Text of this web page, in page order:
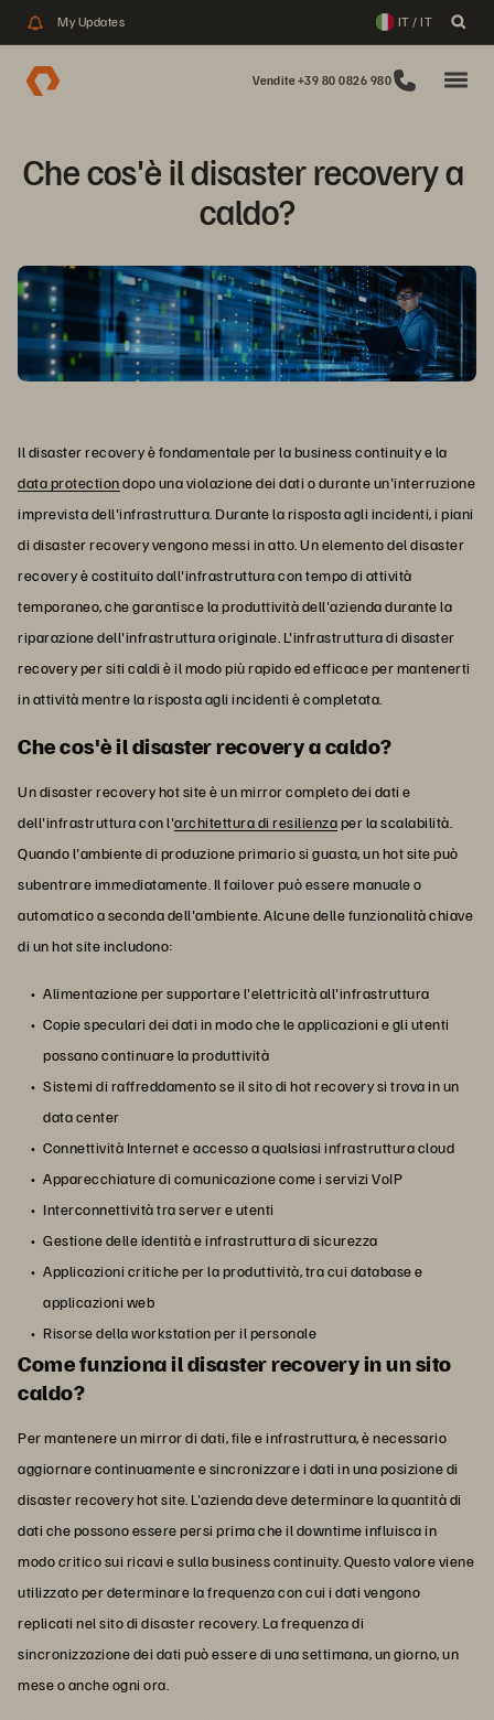
My Updates IT / IT
Vendite +39 80 0826 980
Che cos'è il disaster recovery a
caldo?
Il disaster recovery è fondamentale per la business continuity e la
data protectiondopo una violazione dei dati o durante un'interruzione
imprevista dell'infrastruttura. Durante la risposta agli incidenti, i piani
di disaster recovery vengono messi in atto. Un elemento del disaster
recovery è costituito dall'infrastruttura con tempo di attività
temporaneo, che garantisce la produttività dell'azienda durante la
riparazione dell'infrastruttura originale. L'infrastruttura di disaster
recovery per siti caldi è il modo più rapido ed efficace per mantenerti
in attività mentre la risposta agli incidenti è completata.
Che cos'è il disaster recovery a caldo?
Un disaster recovery hot site è un mirror completo dei dati e
dell'infrastruttura con l'architettura di resilienzaper la scalabilità.
Quando l'ambiente di produzione primario si guasta, un hot site può
subentrare immediatamente. Il failover può essere manuale o
automatico a seconda dell'ambiente. Alcune delle funzionalità chiave
di un hot site includono:
Alimentazione per supportare l'elettricità all'infrastruttura
Copie speculari dei dati in modo che le applicazioni e gli utenti
possano continuare la produttività
Sistemi di raffreddamento se il sito di hot recovery si trova in un
data center
Connettività Internet e accesso a qualsiasi infrastruttura cloud
Apparecchiature di comunicazione come i servizi VoIP
Interconnettività tra server e utenti
Gestione delle identità e infrastruttura di sicurezza
Applicazioni critiche per la produttività, tra cui database e
applicazioni web
Risorse della workstation per il personale
Come funziona il disaster recovery in un sito
caldo?
Per mantenere un mirror di dati, file e infrastruttura, è necessario
aggiornare continuamente e sincronizzare i dati in una posizione di
disaster recovery hot site. L'azienda deve determinare la quantità di
dati che possono essere persi prima che il downtime influisca in
modo critico sui ricavi e sulla business continuity. Questo valore viene
utilizzato per determinare la frequenza con cui i dati vengono
replicati nel sito di disaster recovery. La frequenza di
sincronizzazione dei dati può essere di una settimana, un giorno, un
mese o anche ogni ora.